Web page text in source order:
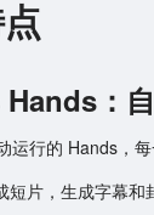
：
行的 Hands，
片，生成字幕和